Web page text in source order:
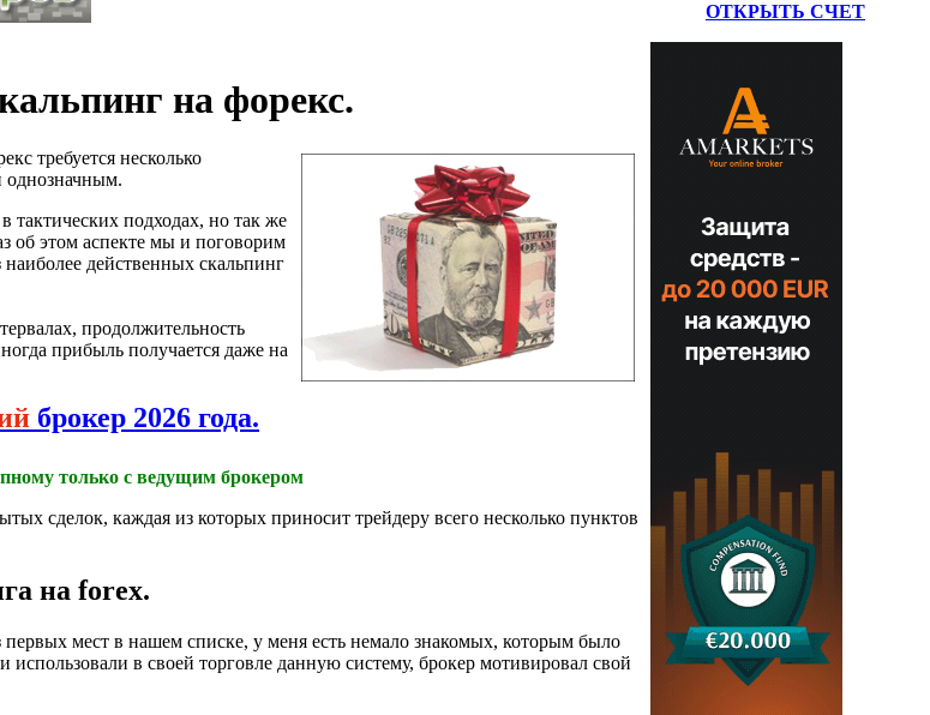
на форекс.
требуется несколько
однозначным.
тактических подходах, но так же
об этом аспекте мы и поговорим
наиболее действенных скальпинг
продолжительность
прибыль получается даже на
брокер 2026 года.
только с ведущим брокером
сделок, каждая из которых приносит трейдеру всего несколько пунктов
на forex.
первых мест в нашем списке, у меня есть немало знакомых, которым было
в своей торговле данную систему, брокер мотивировал свой
ОТКРЫТЬ СЧЕТ